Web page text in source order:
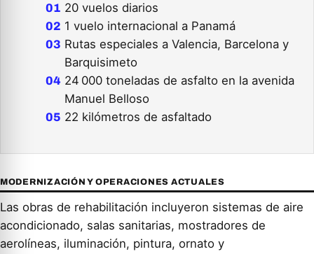
20 vuelos diarios
1 vuelo internacional a Panamá
Rutas especiales a Valencia, Barcelona y
Barquisimeto
24 000 toneladas de asfalto en la avenida
Manuel Belloso
22 kilómetros de asfaltado
MODERNIZACIÓN Y OPERACIONES ACTUALES
Las obras de rehabilitación incluyeron sistemas de aire
acondicionado, salas sanitarias, mostradores de
aerolíneas, iluminación, pintura, ornato y